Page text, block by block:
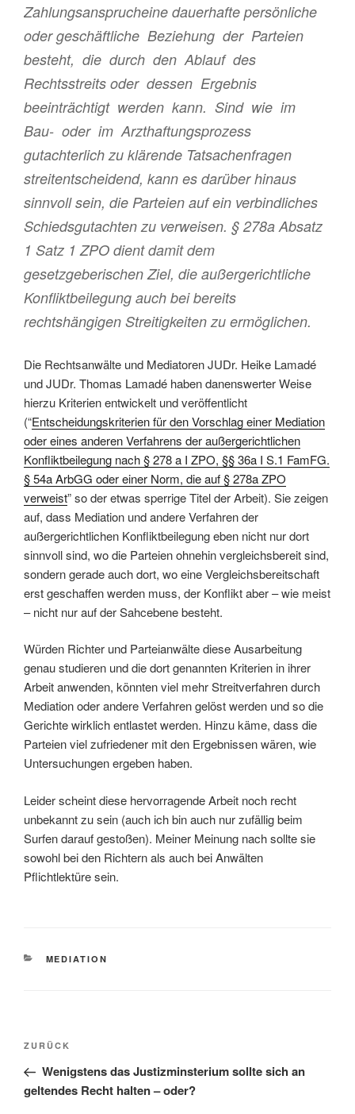
Zahlungsansprucheine dauerhafte persönliche
oder geschäftliche Beziehung der Parteien
besteht, die durch den Ablauf des
Rechtsstreits oder dessen Ergebnis
beeinträchtigt werden kann. Sind wie im
Bau- oder im Arzthaftungsprozess
gutachterlich zu klärende Tatsachenfragen
streitentscheidend, kann es darüber hinaus
sinnvoll sein, die Parteien auf ein verbindliches
Schiedsgutachten zu verweisen. § 278a Absatz
1 Satz 1 ZPO dient damit dem
gesetzgeberischen Ziel, die außergerichtliche
Konfliktbeilegung auch bei bereits
rechtshängigen Streitigkeiten zu ermöglichen.
Die Rechtsanwälte und Mediatoren JUDr. Heike Lamadé
und JUDr. Thomas Lamadé haben danenswerter Weise
hierzu Kriterien entwickelt und veröffentlicht
(“Entscheidungskriterien für den Vorschlag einer Mediation
oder eines anderen Verfahrens der außergerichtlichen
Konfliktbeilegung nach § 278 a I ZPO, §§ 36a I S.1 FamFG.
§ 54a ArbGG oder einer Norm, die auf § 278a ZPO
verweist” so der etwas sperrige Titel der Arbeit). Sie zeigen
auf, dass Mediation und andere Verfahren der
außergerichtlichen Konfliktbeilegung eben nicht nur dort
sinnvoll sind, wo die Parteien ohnehin vergleichsbereit sind,
sondern gerade auch dort, wo eine Vergleichsbereitschaft
erst geschaffen werden muss, der Konflikt aber – wie meist
– nicht nur auf der Sahcebene besteht.
Würden Richter und Parteianwälte diese Ausarbeitung
genau studieren und die dort genannten Kriterien in ihrer
Arbeit anwenden, könnten viel mehr Streitverfahren durch
Mediation oder andere Verfahren gelöst werden und so die
Gerichte wirklich entlastet werden. Hinzu käme, dass die
Parteien viel zufriedener mit den Ergebnissen wären, wie
Untersuchungen ergeben haben.
Leider scheint diese hervorragende Arbeit noch recht
unbekannt zu sein (auch ich bin auch nur zufällig beim
Surfen darauf gestoßen). Meiner Meinung nach sollte sie
sowohl bei den Richtern als auch bei Anwälten
Pflichtlektüre sein.
KATEGORIEN
MEDIATION
Beitragsnavigation
Vorheriger
Beitrag
ZURÜCK
Wenigstens das Justizminsterium sollte sich an
geltendes Recht halten – oder?